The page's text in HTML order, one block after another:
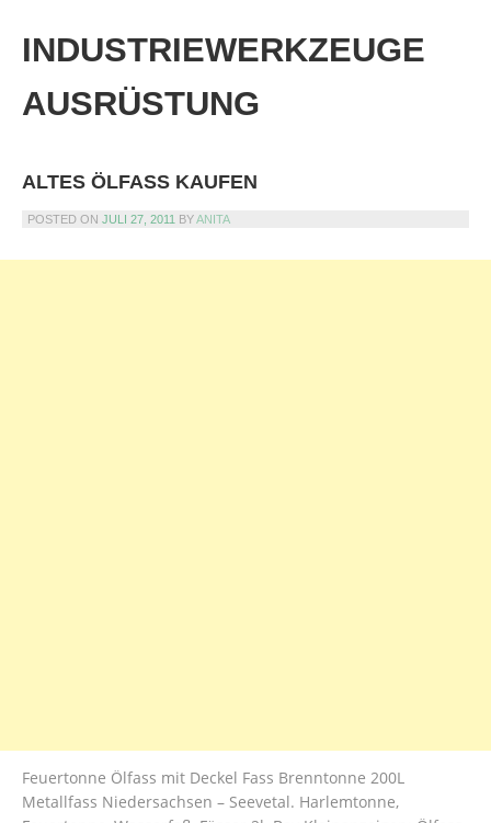
content
INDUSTRIEWERKZEUGE
AUSRÜSTUNG
ALTES ÖLFASS KAUFEN
POSTED ON JULI 27, 2011 BYANITA
Feuertonne Ölfass mit Deckel Fass Brenntonne 200L
Metallfass Niedersachsen – Seevetal. Harlemtonne,